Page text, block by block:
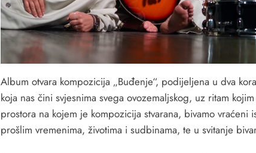
Album otvara kompozicija „Buđenje“, podijeljena u dva
koja nas čini svjesnima svega ovozemaljskog, uz ritam
prostora na kojem je kompozicija stvarana, bivamo vraćeni
prošlim vremenima, životima i sudbinama, te u svitanje